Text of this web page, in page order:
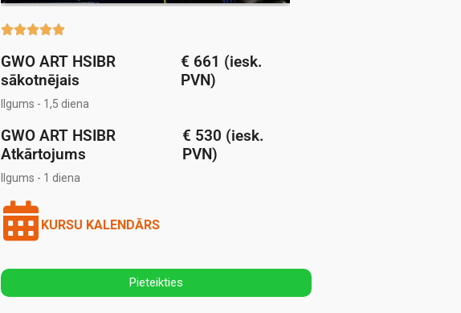

GWO ART HSIBR
sākotnējais
€ 661 (iesk.
PVN)
Ilgums - 1,5 diena
GWO ART HSIBR
Atkārtojums
€ 530 (iesk.
PVN)
Ilgums - 1 diena
KURSU KALENDĀRS
Pieteikties